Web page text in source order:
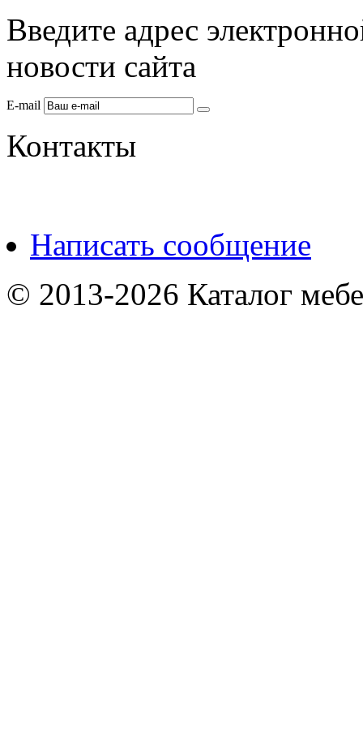
Введите адрес
новости сайта
E-mail
Контакты
Написать сообщение
© 2013-2026 Каталог